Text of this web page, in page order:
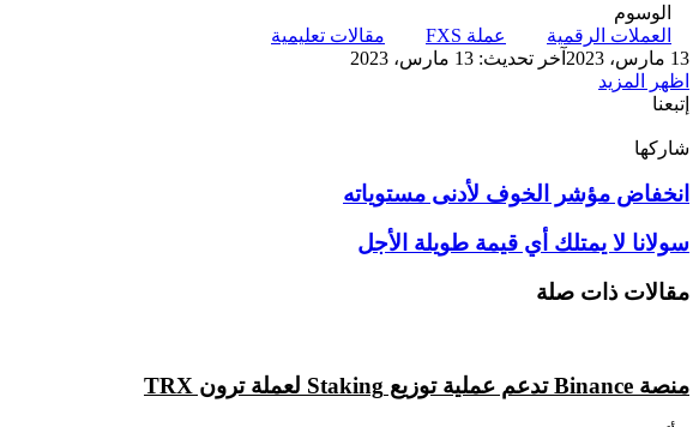
الوسوم
العملات الرقمية
عملة FXS
مقالات تعليمية
13 مارس، 2023
آخر تحديث: 13 مارس، 2023
اظهر المزيد
إتبعنا
شاركها
انخفاض
الخوف
لأدنى
مستوياته
انخفاض مؤشر الخوف لأدنى مستوياته
سولانا
يمتلك
الأجل
سولانا لا يمتلك أي قيمة طويلة الأجل
مقالات ذات صلة
منصة Binance تدعم عملية توزيع Staking لعملة ترون TRX